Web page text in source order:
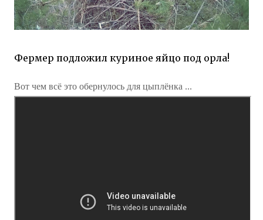
Фермер подложил куриное яйцо под орла!
Вот чем всё это обернулось для цыплёнка ...